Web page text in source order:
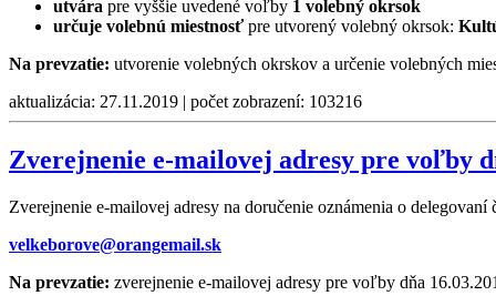
utvára pre vyššie uvedené voľby 1 volebný okrsok
určuje volebnú miestnosťpre utvorený volebný okrsok:
Na prevzatie: utvorenie volebných okrskov a určenie volebných
aktualizácia: 27.11.2019 | počet zobrazení: 103216
Zverejnenie e-mailovej adresy pre voľby
Zverejnenie e-mailovej adresy na doručenie oznámenia o
velkeborove@orangemail.sk
Na prevzatie: zverejnenie e-mailovej adresy pre voľby dňa